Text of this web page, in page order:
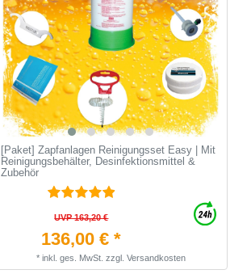
[Paket] Zapfanlagen Reinigungsset Easy | Mit
Reinigungsbehälter, Desinfektionsmittel &
Zubehör
UVP 163,20 €
136,00 € *
* inkl. ges. MwSt. zzgl. Versandkosten